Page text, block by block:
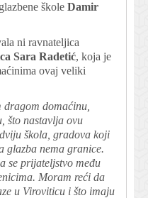
škole Damir
ni ravnateljica
Sara Radetić, koja je
ovaj veliki
dragom domaćinu,
što nastavlja ovu
škola, gradova koji
glazba nema granice.
se prijateljstvo među
Moram reći da
u Viroviticu i što imaju